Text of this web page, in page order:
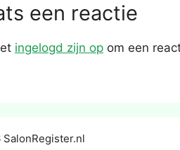
een reactie
ingelogd zijn op om een